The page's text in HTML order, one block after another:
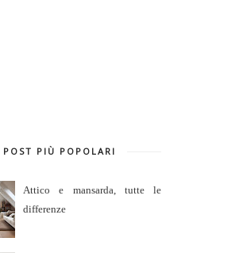
POST PIÙ POPOLARI
Attico e mansarda, tutte le
differenze